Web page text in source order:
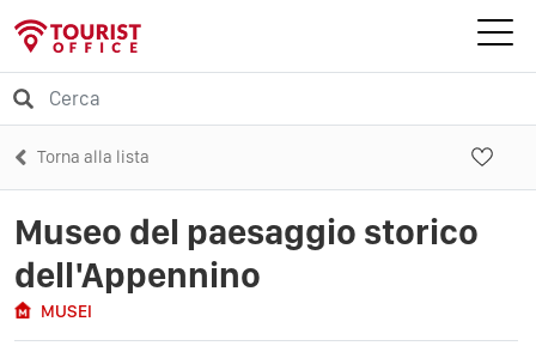
Torna alla lista
Museo del paesaggio storico
dell'Appennino
MUSEI